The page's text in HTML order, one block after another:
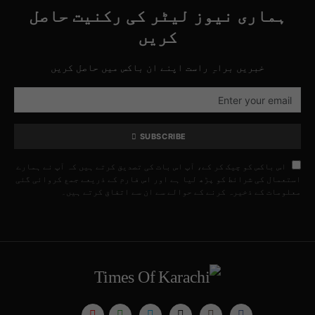
ہماری نیوز لیٹر کی رکنیت حاصل
کریں
خبریں براہِ راست اپنے ان باکس میں حاصل کریں
SUBSCRIBE
اس باکس کو چیک کر کے، آپ اس بات کی تصدیق کرتے ہیں کہ آپ نے ہمارے
استعمال کی شرائط کو پڑھ لیا ہے اور اس فارم کے ذریعے جمع کروائی گئی
معلومات کے ذخیرہ کرنے کے حوالے سے ان سے اتفاق کرتے ہیں۔